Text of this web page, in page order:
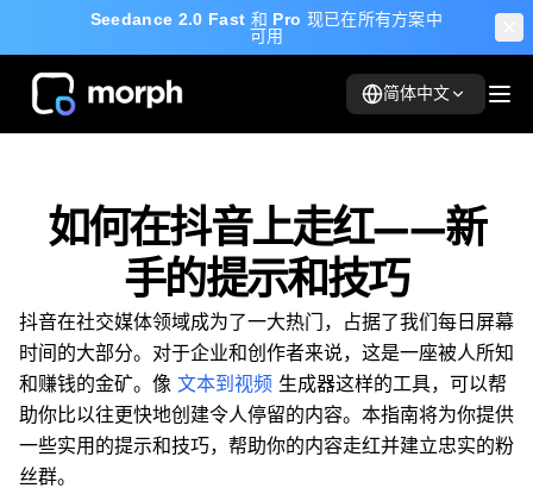
Seedance 2.0 Fast 和 Pro 现已在所有方案中
可用
简体中文
如何在抖音上走红——新
手的提示和技巧
抖音在社交媒体领域成为了一大热门，占据了我们每日屏幕
时间的大部分。对于企业和创作者来说，这是一座被人所知
和赚钱的金矿。像 文本到视频 生成器这样的工具，可以帮
助你比以往更快地创建令人停留的内容。本指南将为你提供
一些实用的提示和技巧，帮助你的内容走红并建立忠实的粉
丝群。